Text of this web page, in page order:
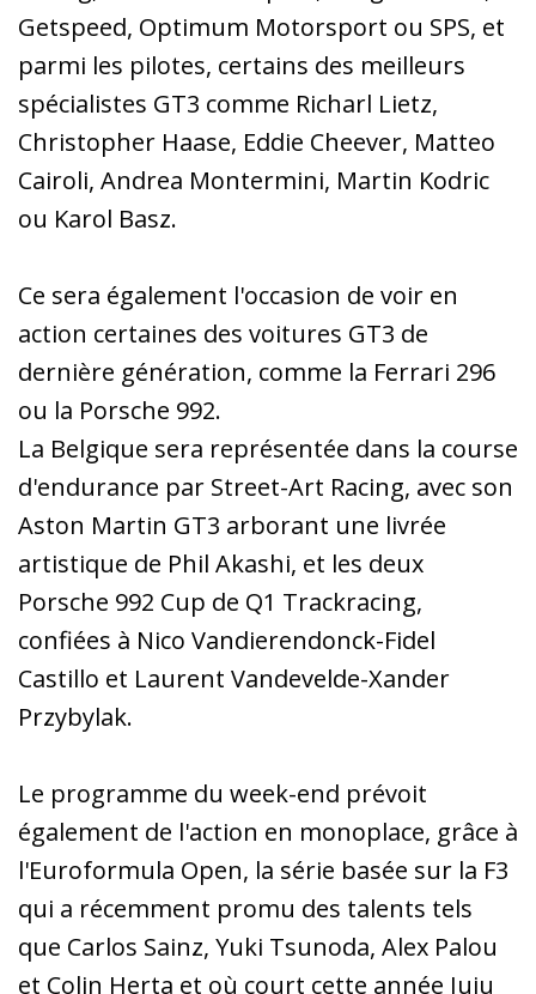
Getspeed, Optimum Motorsport ou SPS, et
parmi les pilotes, certains des meilleurs
spécialistes GT3 comme Richarl Lietz,
Christopher Haase, Eddie Cheever, Matteo
Cairoli, Andrea Montermini, Martin Kodric
ou Karol Basz.
Ce sera également l'occasion de voir en
action certaines des voitures GT3 de
dernière génération, comme la Ferrari 296
ou la Porsche 992.
La Belgique sera représentée dans la course
d'endurance par Street-Art Racing, avec son
Aston Martin GT3 arborant une livrée
artistique de Phil Akashi, et les deux
Porsche 992 Cup de Q1 Trackracing,
confiées à Nico Vandierendonck-Fidel
Castillo et Laurent Vandevelde-Xander
Przybylak.
Le programme du week-end prévoit
également de l'action en monoplace, grâce à
l'Euroformula Open, la série basée sur la F3
qui a récemment promu des talents tels
que Carlos Sainz, Yuki Tsunoda, Alex Palou
et Colin Herta et où court cette année Juju